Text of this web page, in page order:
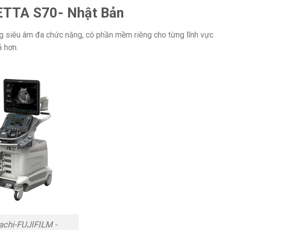
S70- Nhật Bản
siêu âm đa chức năng, có phần mềm riêng cho từng lĩnh vực
hơn.
FUJIFILM -